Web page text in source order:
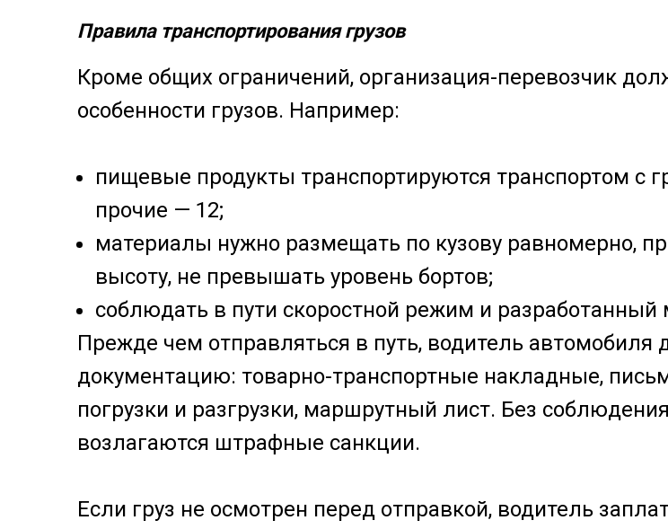
Кроме общих ограничений, организация-перевозчик
особенности грузов. Например:
пищевые продукты транспортируются транспортом с
прочие — 12;
материалы нужно размещать по кузову равномерно,
высоту, не превышать уровень бортов;
соблюдать в пути скоростной режим и
Прежде чем отправляться в путь, водитель
документацию: товарно-транспортные накладные,
погрузки и разгрузки, маршрутный лист. Без
возлагаются штрафные санкции.
Если груз не осмотрен перед отправкой, водитель
Правила транспортирования грузов